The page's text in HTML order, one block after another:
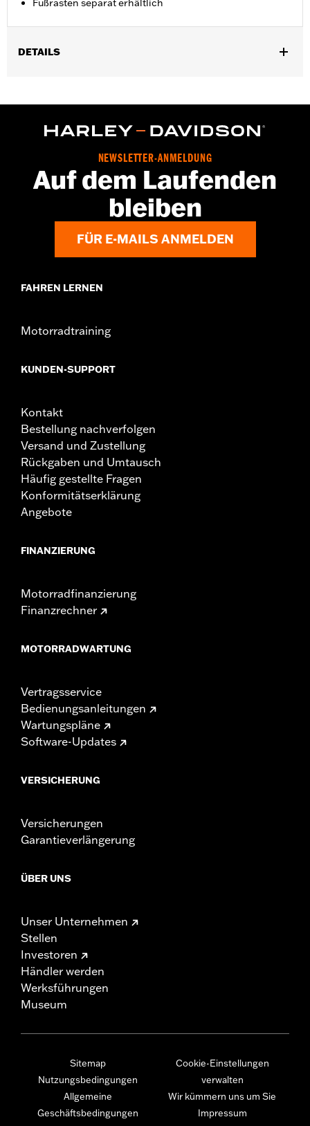
Fußrasten separat erhältlich
DETAILS
(außer FLTRK, FLHTK und FLI ’24, FLTRXSTSE ab ’24 und
FLTRXRRSE ab ’25).
Installationsanleitung
Einstellbar:
Ja
Separat erhältlich:Fußrasten
In Einheiten erhältlich:Jeweils
In der Box:Linke und rechte Halterung und Arme
Highway Fußrasten nicht unter normalen Stop-and-
NEWSLETTER-ANMELDUNG
Auf dem Laufenden
bleiben
FÜR E-MAILS ANMELDEN
FAHREN LERNEN
Motorradtraining
KUNDEN-SUPPORT
Kontakt
Bestellung nachverfolgen
Versand und Zustellung
Rückgaben und Umtausch
Häufig gestellte Fragen
Konformitätserklärung
Angebote
FINANZIERUNG
Motorradfinanzierung
Finanzrechner
MOTORRADWARTUNG
Vertragsservice
Bedienungsanleitungen
Wartungspläne
Software-Updates
VERSICHERUNG
Versicherungen
Garantieverlängerung
ÜBER UNS
Unser Unternehmen
Stellen
Investoren
Händler werden
Werksführungen
Museum
Sitemap
Nutzungsbedingungen
Allgemeine
Geschäftsbedingungen
Cookie-Einstellungen
verwalten
Wir kümmern uns um Sie
Impressum